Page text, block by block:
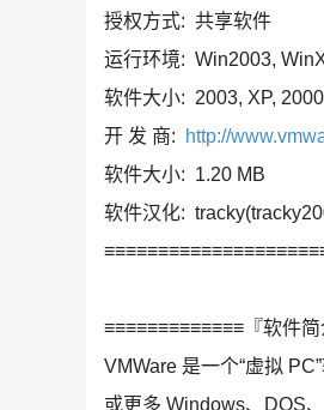
授权方式: 共享软件
运行环境: Win2003,
软件大小: 2003, XP,
开 发 商:
http://
软件大小: 1.20 MB
软件汉化:
≡≡≡≡≡≡≡≡≡≡≡≡≡『软件
VMWare 是一个“虚拟
或更多 Windows、DOS